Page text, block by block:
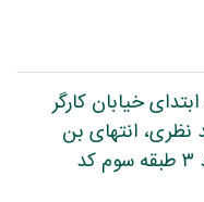
خیابان کارگر
نظری، انتهای بن
بست بختیاری پلاک ۷ واحد ۳ طبقه سوم کد